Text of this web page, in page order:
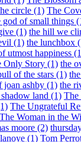
circle (1) The
god of small things
(1) the hill we
(1) the lunchbox
utmost happiness
Only Story (1) the
of the stars (1)
joan ashby (1) the
land (1) The
The Ungrateful
The Woman in the
moore (2)
(1) Tom